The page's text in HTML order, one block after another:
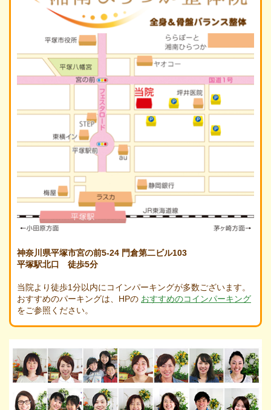
神奈川県平塚市宮の前5-24 門倉第二ビル103
平塚駅北口 徒歩5分
当院より徒歩1分以内にコインパーキングが多数ございます。
おすすめのパーキングは、HPの おすすめのコインパーキング
をご参照ください。